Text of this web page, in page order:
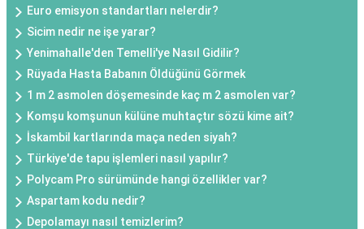
Euro emisyon standartları nelerdir?
Sicim nedir ne işe yarar?
Yenimahalle'den Temelli'ye Nasıl Gidilir?
Rüyada Hasta Babanın Öldüğünü Görmek
1 m 2 asmolen döşemesinde kaç m 2 asmolen var?
Komşu komşunun külüne muhtaçtır sözü kime ait?
İskambil kartlarında maça neden siyah?
Türkiye'de tapu işlemleri nasıl yapılır?
Polycam Pro sürümünde hangi özellikler var?
Aspartam kodu nedir?
Depolamayı nasıl temizlerim?